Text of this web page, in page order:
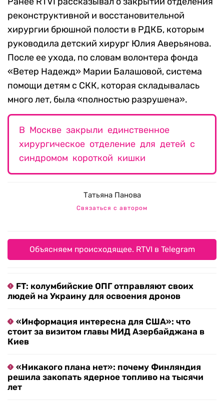
реконструктивной и восстановительной
хирургии брюшной полости в РДКБ, которым
руководила детский хирург Юлия Аверьянова.
После ее ухода, по словам волонтера фонда
«Ветер Надежд» Марии Балашовой, система
помощи детям с СКК, которая складывалась
много лет, была «полностью разрушена».
В Москве закрыли единственное
хирургическое отделение для детей с
синдромом короткой кишки
Татьяна Панова
Связаться с автором
Объясняем происходящее. RTVI в Telegram
FT: колумбийские ОПГ отправляют своих
людей на Украину для освоения дронов
«Информация интересна для США»: что
стоит за визитом главы МИД Азербайджана в
Киев
«Никакого плана нет»: почему Финляндия
решила закопать ядерное топливо на тысячи
лет